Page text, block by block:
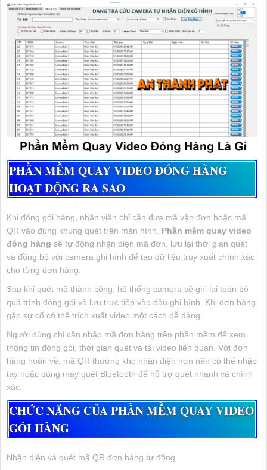
PHẦN MỀM QUAY VIDEO ĐÓNG HÀNG
HOẠT ĐỘNG RA SAO
Khi đóng gói hàng, nhân viên chỉ cần đưa mã vận đơn hoặc mã
QR vào đúng khung quét trên màn hình. Phần mềm quay video
đóng hàng sẽ tự động nhận diện mã đơn, lưu lại thời gian quét
và đồng bộ với camera ghi hình để tạo dữ liệu truy xuất chính xác
cho từng đơn hàng.
Sau khi quét mã thành công, hệ thống camera sẽ ghi lại toàn bộ
quá trình đóng gói và lưu trực tiếp vào đầu ghi hình. Khi đơn hàng
gặp sự cố có thê trích xuất video một cách dễ dàng.
Người dùng chỉ cần nhập mã đơn hàng trên phần mềm để xem
thông tin đóng gói, thời gian quét và tải video liên quan. Với đơn
hàng hoàn về, mã QR thường khó nhận diện hơn nên có thể nhập
tay hoặc dùng máy quét Bluetooth để hỗ trợ quét nhanh và chính
xác.
CHỨC NĂNG CỦA PHẦN MỀM QUAY VIDEO
GÓI HÀNG
Nhận diện và quét mã QR đơn hàng tự động